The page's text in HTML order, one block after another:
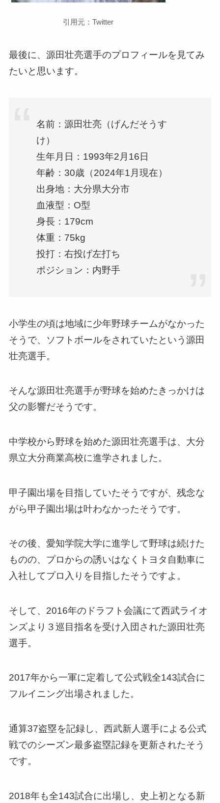
引用元：Twitter
最後に、源田壮亮選手のプロフィールを見てみ
たいと思います。
名前：源田壮亮（げんだそうす
け）
生年月日：1993年2月16日
年齢：30歳（2024年1月現在）
出身地：大分県大分市
血液型：O型
身長：179cm
体重：75kg
投打：右投げ左打ち
ポジション：内野手
小学生の頃は地域に少年野球チームがなかった
そうで、ソフトボールをされていたという源田
壮亮選手。
そんな源田壮亮選手が野球を始めたきっかけは
父の影響だそうです。
中学校から野球を始めた源田壮亮選手は、大分
県立大分商業高校に進学されました。
甲子園出場を目指していたそうですが、残念な
がら甲子園出場は叶わなかったそうです。
その後、愛知学院大学に進学して野球は続けた
ものの、プロからの誘いはなくトヨタ自動車に
入社してプロ入りを目指したそうですよ。
そして、2016年のドラフト会議にて西武ライオ
ンズより３巡目指名を受け入団された源田壮亮
選手。
2017年から一軍に定着して公式戦全143試合に
フルイニング出場されました。
通算37盗塁を記録し、西武新人選手による公式
戦でのシーズン最多盗塁記録を更新されたそう
です。
2018年も全143試合に出場し、史上初となる新